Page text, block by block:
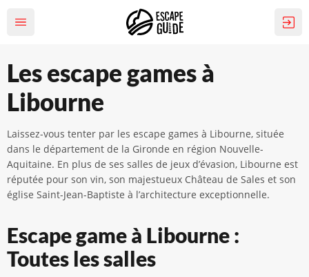
Les escape games à
Libourne
Laissez-vous tenter par les escape games à Libourne, située
dans le département de la Gironde en région Nouvelle-
Aquitaine. En plus de ses salles de jeux d’évasion, Libourne est
réputée pour son vin, son majestueux Château de Sales et son
église Saint-Jean-Baptiste à l’architecture exceptionnelle.
Escape game à Libourne :
Toutes les salles